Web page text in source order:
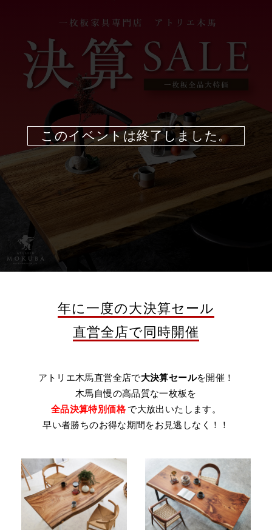
このイベントは終了しました。
年に一度の大決算セール
直営全店で同時開催
アトリエ木馬直営全店で大決算セールを開催！
木馬自慢の高品質な一枚板を
全品決算特別価格 で大放出いたします。
早い者勝ちのお得な期間をお見逃しなく！！